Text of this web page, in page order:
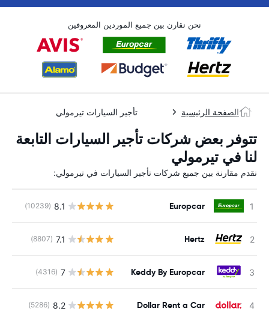
نحن نقارن بين جميع الموردين المعروفين
الصفحة الرئيسية تأجير السيارات تيرمولي
تتوفر بعض شركات تأجير السيارات التابعة
لنا في تيرمولي
نقدم مقارنة بين جميع شركات تأجير السيارات في تيرمولي:
Europcar
8.1
(10239)
Hertz
7.1
(8807)
Keddy By Europcar
7
(4316)
Dollar Rent a Car
8.2
(5286)